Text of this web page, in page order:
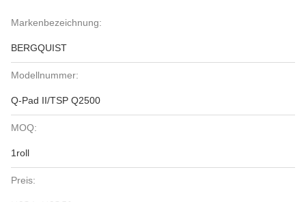
Markenbezeichnung:
BERGQUIST
Modellnummer:
Q-Pad II/TSP Q2500
MOQ:
1roll
Preis: